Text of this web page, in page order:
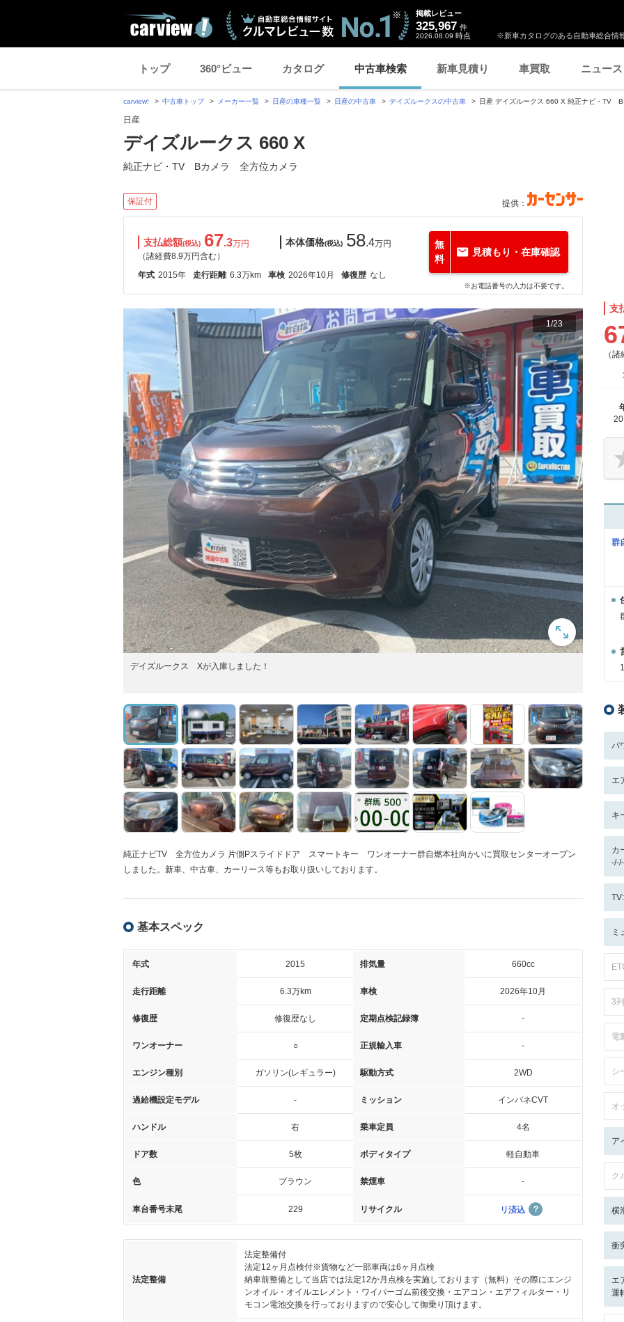
※新車カタログのある自動車総合情
掲載レビュー
325,967 件
2026.08.09 時点
トップ 360°ビュー カタログ 中古車検索 新車見積り 車買取 ニュース
carview! 中古車トップ メーカー一覧 日産の車種一覧 日産の中古車 デイズルークスの中古車 日産 デイズルークス 660 X 純正ナビ・TV
日産
デイズルークス 660 X
純正ナビ・TV Bカメラ 全方位カメラ
保証付 提供：
支払総額(税込) 67.3万円
（諸経費8.9万円含む）
本体価格(税込) 58.4万円
年式 2015年 走行距離 6.3万km 車検 2026年10月 修復歴 なし
無
料
見積もり・在庫確認
※お電話番号の入力は不要です。
1/23
デイズルークス Xが入庫しました！
純正ナビTV 全方位カメラ 片側Pスライドドア スマートキー ワンオーナー群自燃本社向かいに買取センターオープン
しました。新車、中古車、カーリース等もお取り扱いしております。
基本スペック
年式 2015 排気量 660cc
走行距離 6.3万km 車検 2026年10月
修復歴 修復歴なし 定期点検記録簿 -
ワンオーナー ○ 正規輸入車 -
エンジン種別 ガソリン(レギュラー) 駆動方式 2WD
過給機設定モデル - ミッション インパネCVT
ハンドル 右 乗車定員 4名
ドア数 5枚 ボディタイプ 軽自動車
色 ブラウン 禁煙車 -
車台番号末尾 229 リサイクル リ済込
法定整備
法定整備付
法定12ヶ月点検付※貨物など一部車両は6ヶ月点検
納車前整備として当店では法定12か月点検を実施しております（無料）その際にエンジ
ンオイル・オイルエレメント・ワイパーゴム前後交換・エアコン・エアフィルター・リ
モコン電池交換を行っておりますので安心して御乗り頂けます。
支
（
群
パ
エ
キ
カ
ミ
3
電
シ
オ
ア
ク
横
衝
エ
運